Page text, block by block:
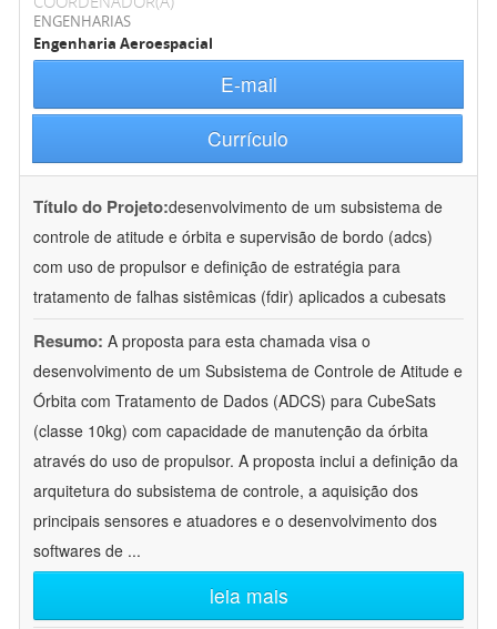
ENGENHARIAS
Engenharia Aeroespacial
E-mail
Currículo
Título do Projeto:desenvolvimento de um subsistema de
controle de atitude e órbita e supervisão de bordo (adcs)
com uso de propulsor e definição de estratégia para
tratamento de falhas sistêmicas (fdir) aplicados a cubesats
Resumo: A proposta para esta chamada visa o
desenvolvimento de um Subsistema de Controle de Atitude e
Órbita com Tratamento de Dados (ADCS) para CubeSats
(classe 10kg) com capacidade de manutenção da órbita
através do uso de propulsor. A proposta inclui a definição da
arquitetura do subsistema de controle, a aquisição dos
principais sensores e atuadores e o desenvolvimento dos
softwares de ...
leia mais